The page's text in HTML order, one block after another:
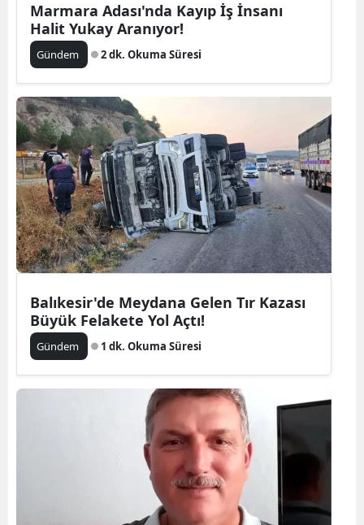
Marmara Adası'nda Kayıp İş İnsanı
Halit Yukay Aranıyor!
Gündem 2 dk. Okuma Süresi
Balıkesir'de Meydana Gelen Tır Kazası
Büyük Felakete Yol Açtı!
Gündem 1 dk. Okuma Süresi